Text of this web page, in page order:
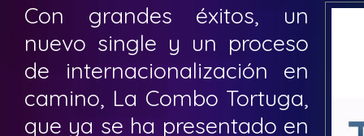
Con grandes éxitos, un
nuevo single y un proceso
de internacionalización en
camino, La Combo Tortuga,
que ya se ha presentado en